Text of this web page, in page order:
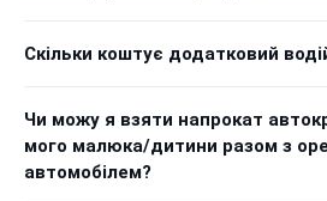
Скільки коштує додатковий
Чи можу я взяти напрокат
мого малюка/дитини разом з
автомобілем?